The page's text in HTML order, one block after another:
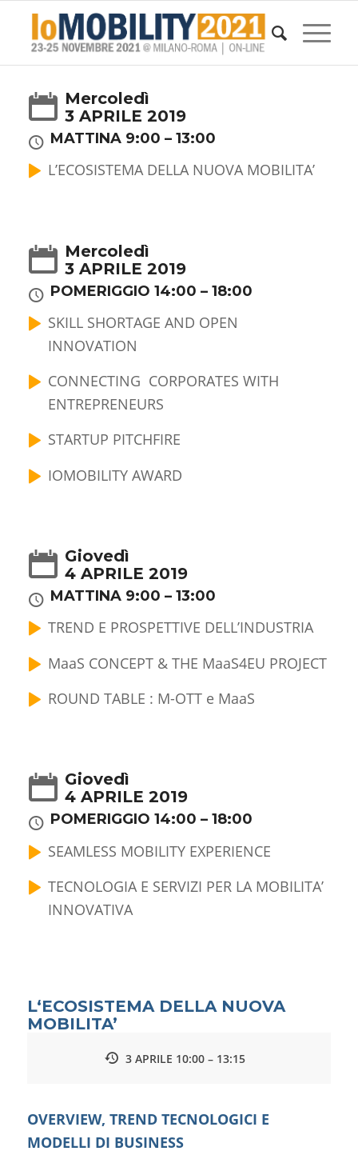
Mercoledì
3 APRILE 2019
MATTINA 9:00 – 13:00
L’ECOSISTEMA DELLA NUOVA MOBILITA’
Mercoledì
3 APRILE 2019
POMERIGGIO 14:00 – 18:00
SKILL SHORTAGE AND OPEN
INNOVATION
CONNECTING CORPORATES WITH
ENTREPRENEURS
STARTUP PITCHFIRE
IOMOBILITY AWARD
Giovedì
4 APRILE 2019
MATTINA 9:00 – 13:00
TREND E PROSPETTIVE DELL’INDUSTRIA
MaaS CONCEPT & THE MaaS4EU PROJECT
ROUND TABLE : M-OTT e MaaS
Giovedì
4 APRILE 2019
POMERIGGIO 14:00 – 18:00
SEAMLESS MOBILITY EXPERIENCE
TECNOLOGIA E SERVIZI PER LA MOBILITA’
INNOVATIVA
L‘ECOSISTEMA DELLA NUOVA
MOBILITA’
3 APRILE 10:00 – 13:15
OVERVIEW, TREND TECNOLOGICI E
MODELLI DI BUSINESS